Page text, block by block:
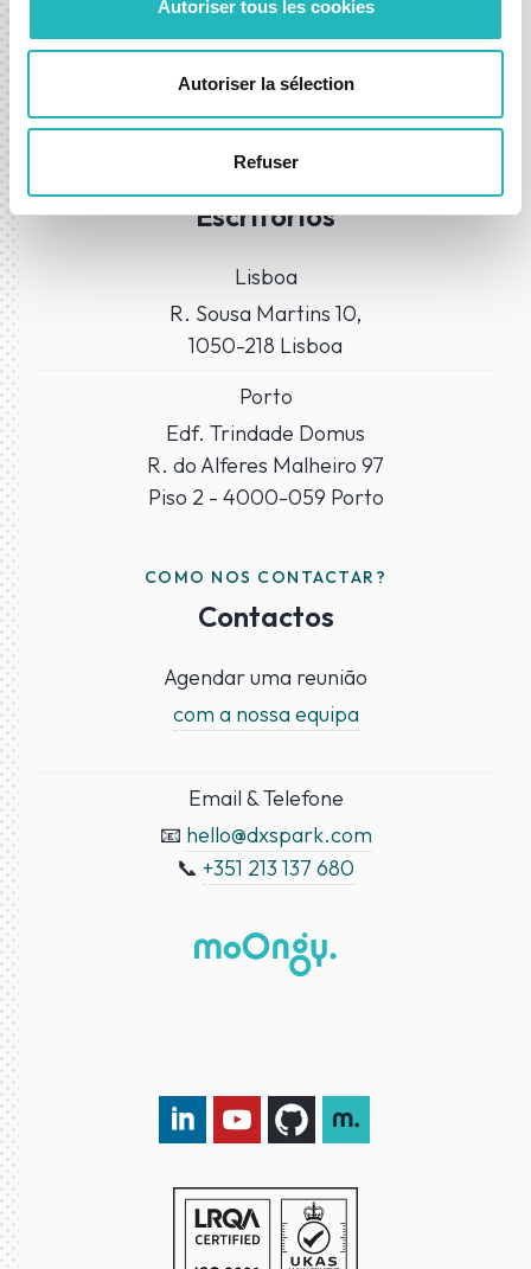
Autoriser tous les cookies
Autoriser la sélection
Refuser
Escritórios
Lisboa
R. Sousa Martins 10,
1050-218 Lisboa
Porto
Edf. Trindade Domus
R. do Alferes Malheiro 97
Piso 2 - 4000-059 Porto
COMO NOS CONTACTAR?
Contactos
Agendar uma reunião
com a nossa equipa
Email & Telefone
📧 hello@dxspark.com
📞 +351 213 137 680